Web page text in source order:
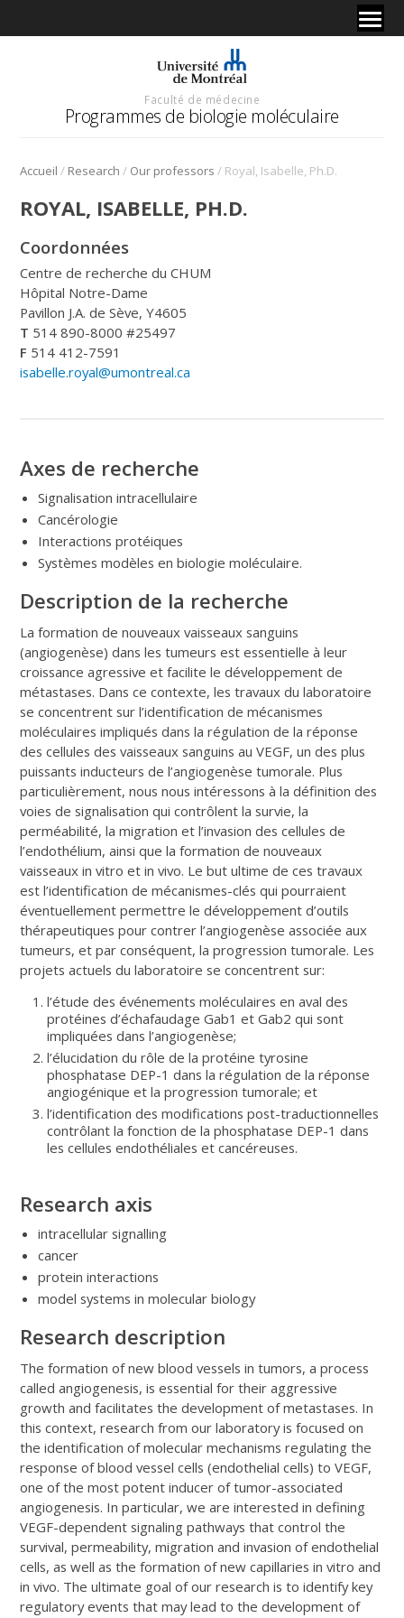
Faculté de médecine
Programmes de biologie moléculaire
Accueil / Research / Our professors / Royal, Isabelle, Ph.D.
ROYAL, ISABELLE, PH.D.
Coordonnées
Centre de recherche du CHUM
Hôpital Notre-Dame
Pavillon J.A. de Sève, Y4605
T 514 890-8000 #25497
F 514 412-7591
isabelle.royal@umontreal.ca
Axes de recherche
Signalisation intracellulaire
Cancérologie
Interactions protéiques
Systèmes modèles en biologie moléculaire.
Description de la recherche
La formation de nouveaux vaisseaux sanguins
(angiogenèse) dans les tumeurs est essentielle à leur
croissance agressive et facilite le développement de
métastases. Dans ce contexte, les travaux du laboratoire
se concentrent sur l’identification de mécanismes
moléculaires impliqués dans la régulation de la réponse
des cellules des vaisseaux sanguins au VEGF, un des plus
puissants inducteurs de l’angiogenèse tumorale. Plus
particulièrement, nous nous intéressons à la définition des
voies de signalisation qui contrôlent la survie, la
perméabilité, la migration et l’invasion des cellules de
l’endothélium, ainsi que la formation de nouveaux
vaisseaux in vitro et in vivo. Le but ultime de ces travaux
est l’identification de mécanismes-clés qui pourraient
éventuellement permettre le développement d’outils
thérapeutiques pour contrer l’angiogenèse associée aux
tumeurs, et par conséquent, la progression tumorale. Les
projets actuels du laboratoire se concentrent sur:
l’étude des événements moléculaires en aval des
protéines d’échafaudage Gab1 et Gab2 qui sont
impliquées dans l’angiogenèse;
l’élucidation du rôle de la protéine tyrosine
phosphatase DEP-1 dans la régulation de la réponse
angiogénique et la progression tumorale; et
l’identification des modifications post-traductionnelles
contrôlant la fonction de la phosphatase DEP-1 dans
les cellules endothéliales et cancéreuses.
Research axis
intracellular signalling
cancer
protein interactions
model systems in molecular biology
Research description
The formation of new blood vessels in tumors, a process
called angiogenesis, is essential for their aggressive
growth and facilitates the development of metastases. In
this context, research from our laboratory is focused on
the identification of molecular mechanisms regulating the
response of blood vessel cells (endothelial cells) to VEGF,
one of the most potent inducer of tumor-associated
angiogenesis. In particular, we are interested in defining
VEGF-dependent signaling pathways that control the
survival, permeability, migration and invasion of endothelial
cells, as well as the formation of new capillaries in vitro and
in vivo. The ultimate goal of our research is to identify key
regulatory events that may lead to the development of